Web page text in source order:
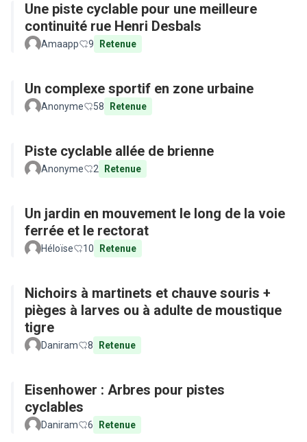
Une piste cyclable pour une meilleure
continuité rue Henri Desbals
Amaapp 9 Retenue
Un complexe sportif en zone urbaine
Anonyme 58 Retenue
Piste cyclable allée de brienne
Anonyme 2 Retenue
Un jardin en mouvement le long de la voie
ferrée et le rectorat
Héloïse 10 Retenue
Nichoirs à martinets et chauve souris +
pièges à larves ou à adulte de moustique
tigre
Daniram 8 Retenue
Eisenhower : Arbres pour pistes
cyclables
Daniram 6 Retenue